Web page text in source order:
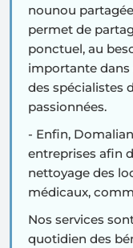
nounou
permet de
ponctuel, au
importante dans
des spécialistes
passionnées.
- Enfin,
entreprises afin
nettoyage des
médicaux,
Nos services
quotidien des